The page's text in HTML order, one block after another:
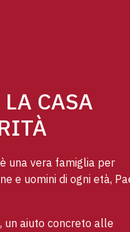
CASA
una vera famiglia per
e uomini di ogni età,
un aiuto concreto alle